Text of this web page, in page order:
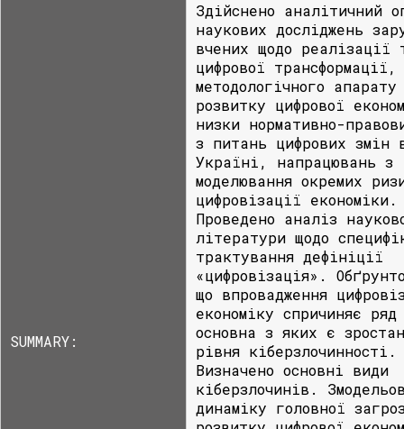
SUMMARY:
Здійснено аналітичний
наукових досліджень
вчених щодо реалізації
цифрової трансформації,
методологічного
розвитку цифрової
низки нормативно-
з питань цифрових змін
Україні, напрацювань з
моделювання окремих
цифровізації економіки.
Проведено аналіз
літератури щодо
трактування дефініції
«цифровізація».
що впровадження
економіку спричиняє
основна з яких є
рівня кіберзлочинності.
Визначено основні види
кіберзлочинів.
динаміку головної